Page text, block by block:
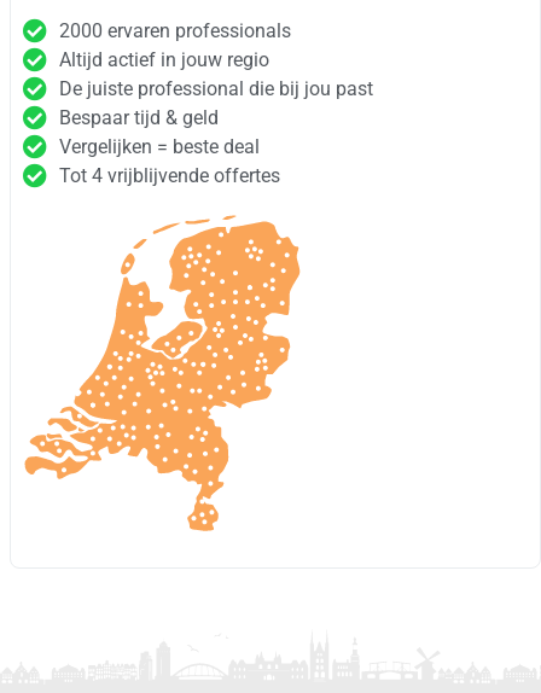
2000 ervaren professionals
Altijd actief in jouw regio
De juiste professional die bij jou past
Bespaar tijd & geld
Vergelijken = beste deal
Tot 4 vrijblijvende offertes